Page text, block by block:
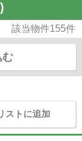
該当物件155件
む
ストに追加